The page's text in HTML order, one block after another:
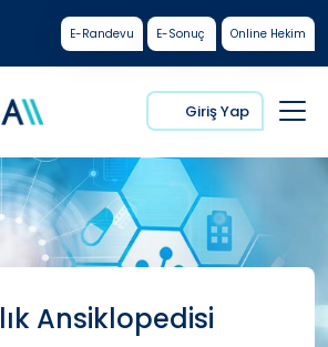
E-Randevu E-Sonuç Online Hekim
Giriş Yap
Ansiklopedisi